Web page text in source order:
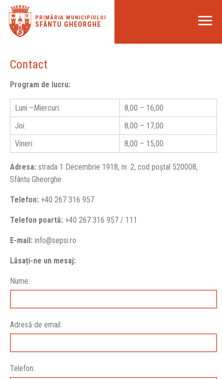
PRIMĂRIA MUNICIPIULUI
SFÂNTU GHEORGHE
Contact
Program de lucru:
Luni –Miercuri:
8,00 – 16,00
Joi:
8,00 – 17,00
Vineri:
8,00 – 15,00
Adresa: strada 1 Decembrie 1918, nr. 2, cod poștal 520008,
Sfântu Gheorghe
Telefon: +40 267 316 957
Telefon poartă: +40 267 316 957 / 111
E-mail: info@sepsi.ro
Lăsați-ne un mesaj:
Nume:
Adresă de email:
Telefon: